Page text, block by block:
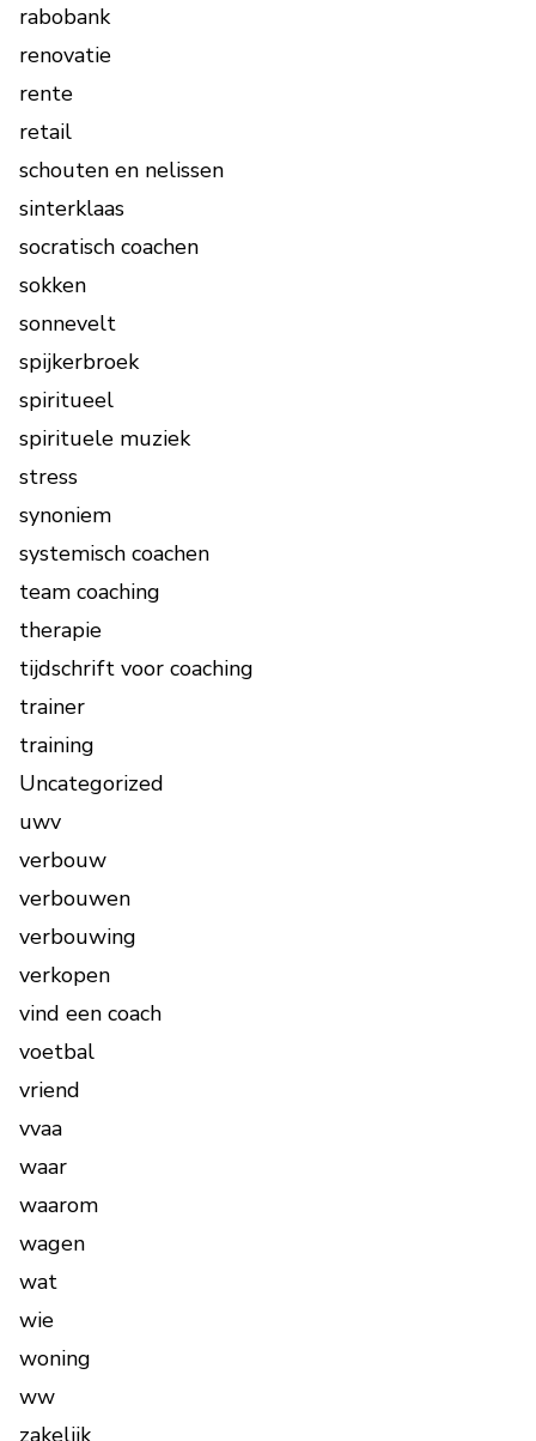
rabobank
renovatie
rente
retail
schouten en nelissen
sinterklaas
socratisch coachen
sokken
sonnevelt
spijkerbroek
spiritueel
spirituele muziek
stress
synoniem
systemisch coachen
team coaching
therapie
tijdschrift voor coaching
trainer
training
Uncategorized
uwv
verbouw
verbouwen
verbouwing
verkopen
vind een coach
voetbal
vriend
vvaa
waar
waarom
wagen
wat
wie
woning
ww
zakelijk